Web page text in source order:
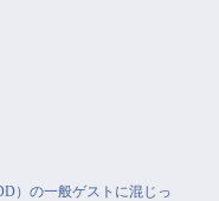
）の一般ゲストに混じっ